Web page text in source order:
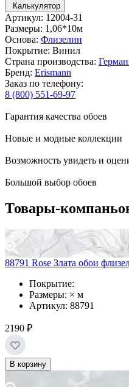
Калькулятор
Артикул: 12004-31
Размеры: 1,06*10м
Основа: Флизелин
Покрытие: Винил
Страна производства:
Бренд: Erismann
Заказ по телефону:
8 (800) 551-69-97
Гарантия качества обоев
Новые и модные коллекции
Возможность увидеть и
Большой выбор обоев
Товары-
88791 Rose Злата обои
Покрытие:
Размеры: × м
Артикул: 88791
2190 ₽
В корзину